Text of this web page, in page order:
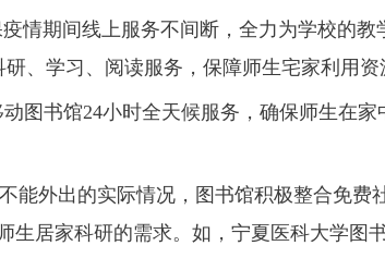
情期间线上服务不间断，全力为学校的
、学习、阅读服务，保障师生宅家利用资
图书馆24小时全天候服务，确保师生在
能外出的实际情况，图书馆积极整合免费
居家科研的需求。如，宁夏医科大学图